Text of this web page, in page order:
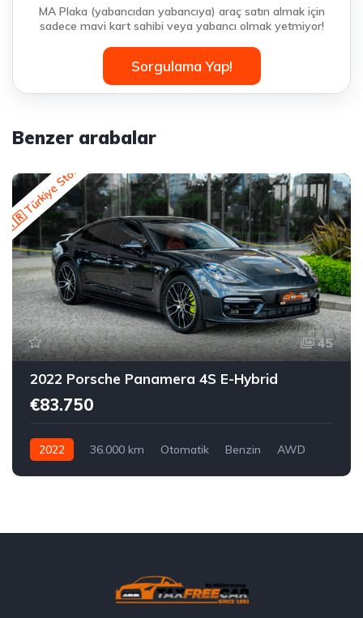
MA Plaka (yabancıdan yabancıya) araç satın almak için
sadece mavi kart sahibi veya yabancı olmak yetmiyor!
Sorgulama Yap!
Benzer arabalar
🇹🇷 Türkiye Stok
45
2022 Porsche Panamera 4S E-Hybrid
€83.750
2022 36.000 km Otomatik Benzin AWD